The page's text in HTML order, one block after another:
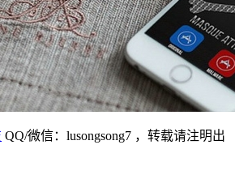
QQ/微信：lusongsong7 ，转载请注明出